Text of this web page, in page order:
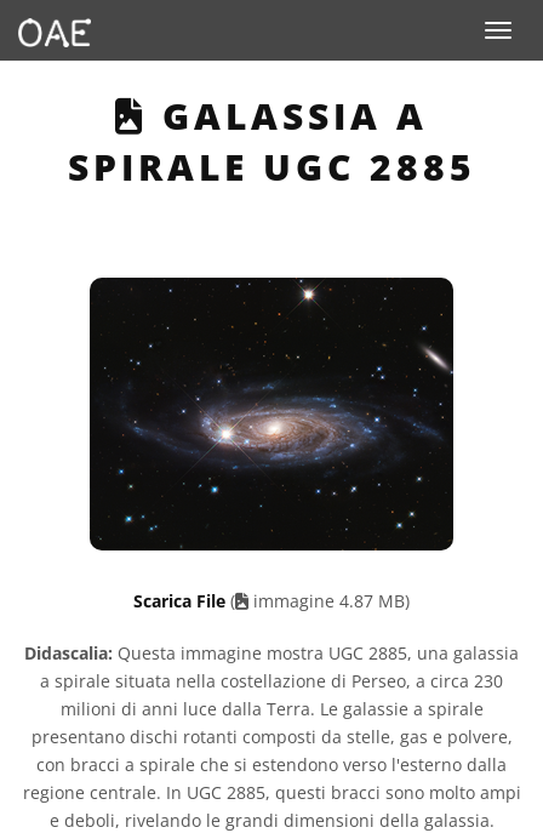
Toggle
THIS PAGE
GALASSIA A
SPIRALE UGC 2885
Scarica File ( immagine 4.87 MB)
Didascalia: Questa immagine mostra UGC 2885, una galassia
a spirale situata nella costellazione di Perseo, a circa 230
milioni di anni luce dalla Terra. Le galassie a spirale
presentano dischi rotanti composti da stelle, gas e polvere,
con bracci a spirale che si estendono verso l'esterno dalla
regione centrale. In UGC 2885, questi bracci sono molto ampi
e deboli, rivelando le grandi dimensioni della galassia.